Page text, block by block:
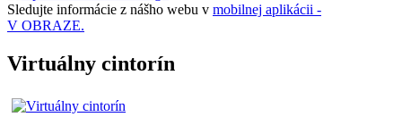
Sledujte informácie z nášho webu v mobilnej aplikácii -
V OBRAZE.
Virtuálny cintorín